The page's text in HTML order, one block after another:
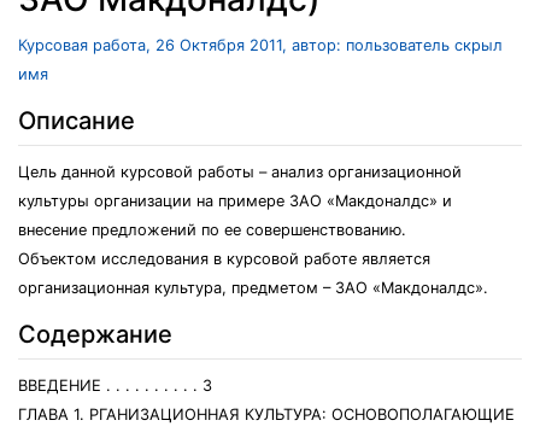
Курсовая работа, 26 Октября 2011, автор: пользователь скрыл
имя
Описание
Цель данной курсовой работы – анализ организационной
культуры организации на примере ЗАО «Макдоналдс» и
внесение предложений по ее совершенствованию.
Объектом исследования в курсовой работе является
организационная культура, предметом – ЗАО «Макдоналдс».
Содержание
ВВЕДЕНИЕ . . . . . . . . . . 3
ГЛАВА 1. РГАНИЗАЦИОННАЯ КУЛЬТУРА: ОСНОВОПОЛАГАЮЩИЕ